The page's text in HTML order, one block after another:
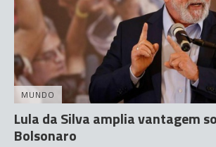
MUNDO
Lula da Silva amplia vantagem
Bolsonaro